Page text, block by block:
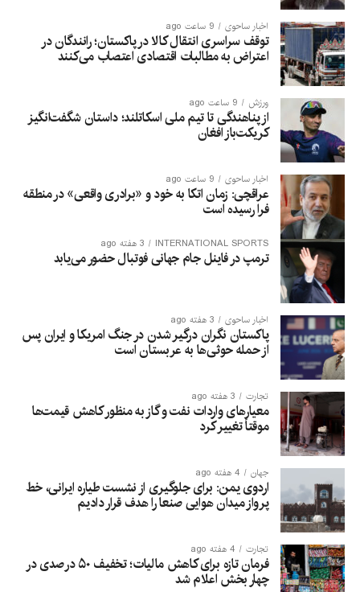
اخبار ساحوی 9 ساعت ago
توقف سراسری انتقال کالا در پاکستان؛ رانندگان در
اعتراض به مطالبات اقتصادی اعتصاب می‌کنند
ورزش 9 ساعت ago
از پناهندگی تا تیم ملی اسکاتلند؛ داستان شگفت‌انگیز
کریکت‌باز افغان
اخبار ساحوی 9 ساعت ago
عراقچی: زمان اتکا به خود و «برادری واقعی» در منطقه
فرا رسیده است
INTERNATIONAL SPORTS 3 هفته ago
ترمپ در فاینل جام جهانی فوتبال حضور می‌یابد
اخبار ساحوی 3 هفته ago
پاکستان نگران درگیر شدن در جنگ امریکا و ایران پس
از حمله حوثی‌ها به عربستان است
تجارت 3 هفته ago
معیارهای واردات نفت و گاز به منظور کاهش قیمت‌ها
موقتاً تغییر کرد
جهان 4 هفته ago
اردوی یمن: برای جلوگیری از نشست طیاره ایرانی، خط
پرواز میدان هوایی صنعا را هدف قرار دادیم
تجارت 4 هفته ago
فرمان تازه برای کاهش مالیات؛ تخفیف ۵۰ درصدی در
چهار بخش اعلام شد